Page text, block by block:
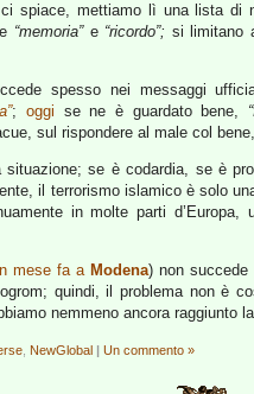
spiace, mettiamo lì una lista di
“memoria”e “ricordo”; si limitano
spesso nei messaggi
; oggi se ne è guardato bene,
sul rispondere al male col
situazione; se è codardia, se è
il terrorismo islamico è solo
in molte parti
mese fa a Modena) non succede
quindi, il problema non è
nemmeno ancora raggiunto
NewGlobal | Un commento »